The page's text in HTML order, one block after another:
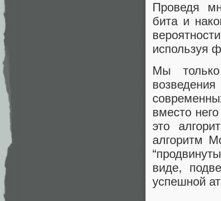
Проведя
бита и
используя
Мы
вместо
это
алгоритм
виде,
успешной